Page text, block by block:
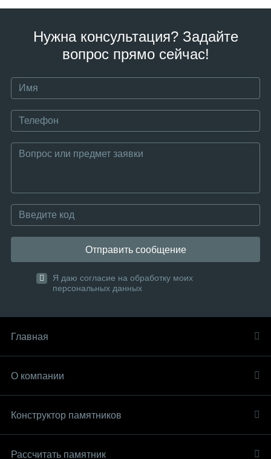
Нужна консультация? Задайте
вопрос прямо сейчас!
Отправить сообщение
Я даю согласие на обработку моих
персональных данных
Главная
О компании
Конструктор памятников
Рассчитать памятник